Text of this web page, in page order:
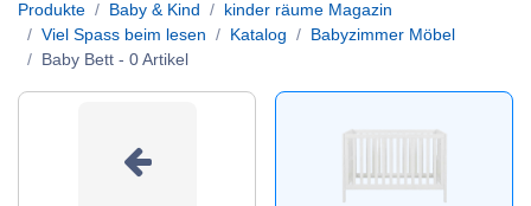
Produkte
Baby & Kind
kinder räume Magazin
Viel Spass beim lesen
Katalog
Babyzimmer Möbel
Baby Bett - 0 Artikel